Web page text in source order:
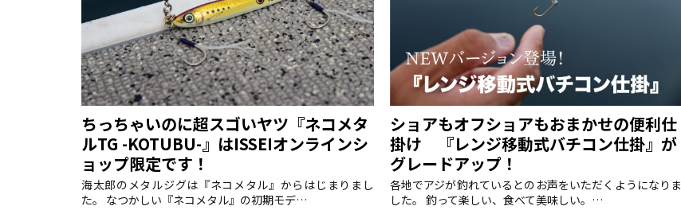
ちっちゃいのに超スゴいヤツ『ネコメタ
ルTG -KOTUBU-』はISSEIオンラインシ
ョップ限定です！
海太郎のメタルジグは『ネコメタル』からはじまりまし
た。 なつかしい『ネコメタル』の初期モデ…
ショアもオフショアもおまかせの便利仕
掛け 『レンジ移動式バチコン仕掛』が
グレードアップ！
各地でアジが釣れているとのお声をいただくようになりま
した。 釣って楽しい、食べて美味しい。…